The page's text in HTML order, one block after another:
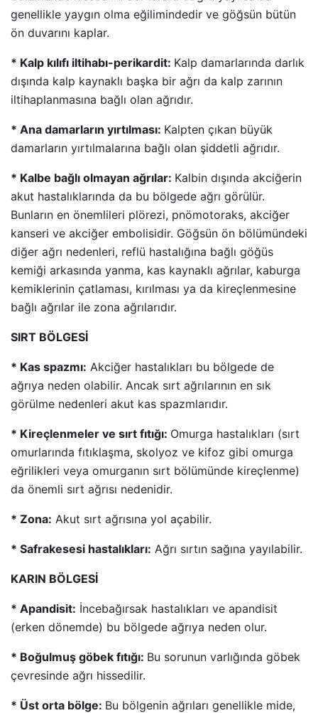
genellikle yaygın olma eğilimindedir ve göğsün bütün
ön duvarını kaplar.
* Kalp kılıfı iltihabı-perikardit: Kalp damarlarında darlık
dışında kalp kaynaklı başka bir ağrı da kalp zarının
iltihaplanmasına bağlı olan ağrıdır.
* Ana damarların yırtılması: Kalpten çıkan büyük
damarların yırtılmalarına bağlı olan şiddetli ağrıdır.
* Kalbe bağlı olmayan ağrılar: Kalbin dışında akciğerin
akut hastalıklarında da bu bölgede ağrı görülür.
Bunların en önemlileri plörezi, pnömotoraks, akciğer
kanseri ve akciğer embolisidir. Göğsün ön bölümündeki
diğer ağrı nedenleri, reflü hastalığına bağlı göğüs
kemiği arkasında yanma, kas kaynaklı ağrılar, kaburga
kemiklerinin çatlaması, kırılması ya da kireçlenmesine
bağlı ağrılar ile zona ağrılarıdır.
SIRT BÖLGESİ
* Kas spazmı: Akciğer hastalıkları bu bölgede de
ağrıya neden olabilir. Ancak sırt ağrılarının en sık
görülme nedenleri akut kas spazmlarıdır.
* Kireçlenmeler ve sırt fıtığı: Omurga hastalıkları (sırt
omurlarında fıtıklaşma, skolyoz ve kifoz gibi omurga
eğrilikleri veya omurganın sırt bölümünde kireçlenme)
da önemli sırt ağrısı nedenidir.
* Zona: Akut sırt ağrısına yol açabilir.
* Safrakesesi hastalıkları: Ağrı sırtın sağına yayılabilir.
KARIN BÖLGESİ
* Apandisit: İncebağırsak hastalıkları ve apandisit
(erken dönemde) bu bölgede ağrıya neden olur.
* Boğulmuş göbek fıtığı: Bu sorunun varlığında göbek
çevresinde ağrı hissedilir.
* Üst orta bölge: Bu bölgenin ağrıları genellikle mide,